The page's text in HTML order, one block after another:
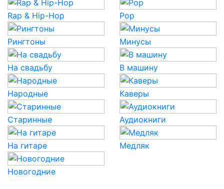
Rap & Hip-Hop Pop
Рингтоны Минусы
На свадьбу В машину
Народные Каверы
Старинные Аудиокниги
На гитаре Медляк
Новогодние